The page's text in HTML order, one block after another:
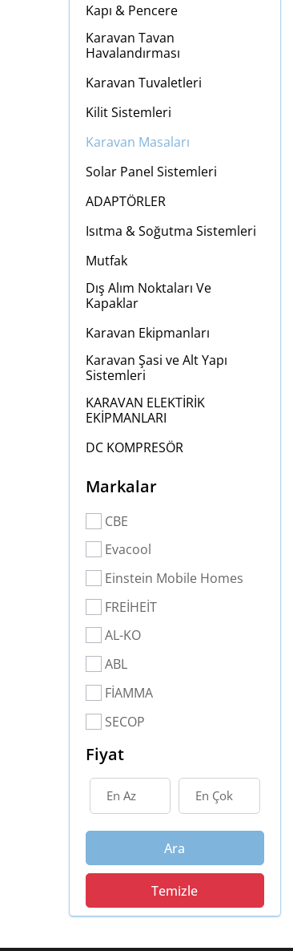
Kapı & Pencere
Karavan Tavan
Havalandırması
Karavan Tuvaletleri
Kilit Sistemleri
Karavan Masaları
Solar Panel Sistemleri
ADAPTÖRLER
Isıtma & Soğutma Sistemleri
Mutfak
Dış Alım Noktaları Ve
Kapaklar
Karavan Ekipmanları
Karavan Şasi ve Alt Yapı
Sistemleri
KARAVAN ELEKTİRİK
EKİPMANLARI
DC KOMPRESÖR
Markalar
CBE
Evacool
Einstein Mobile Homes
FREİHEİT
AL-KO
ABL
FİAMMA
SECOP
Fiyat
Ara
Temizle